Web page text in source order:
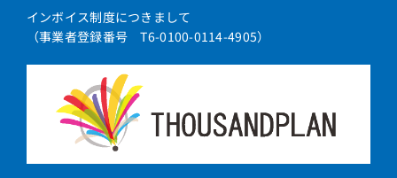
インボイス制度につきまして
（事業者登録番号 T6-0100-0114-4905）